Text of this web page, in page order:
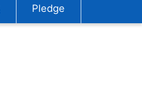
Pledge